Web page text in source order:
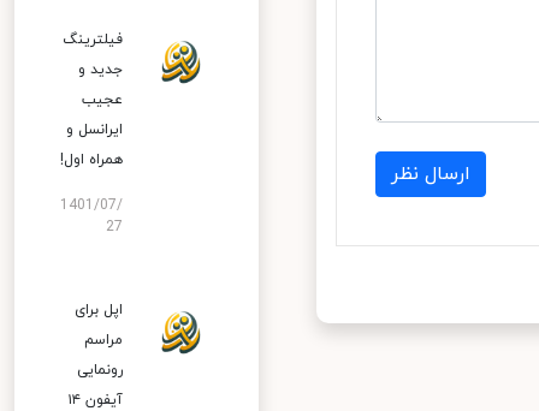
ارسال نظر
فیلترینگ
جدید و
عجیب
ایرانسل و
همراه اول!
1401/07/
27
اپل برای
مراسم
رونمایی
آیفون ۱۴